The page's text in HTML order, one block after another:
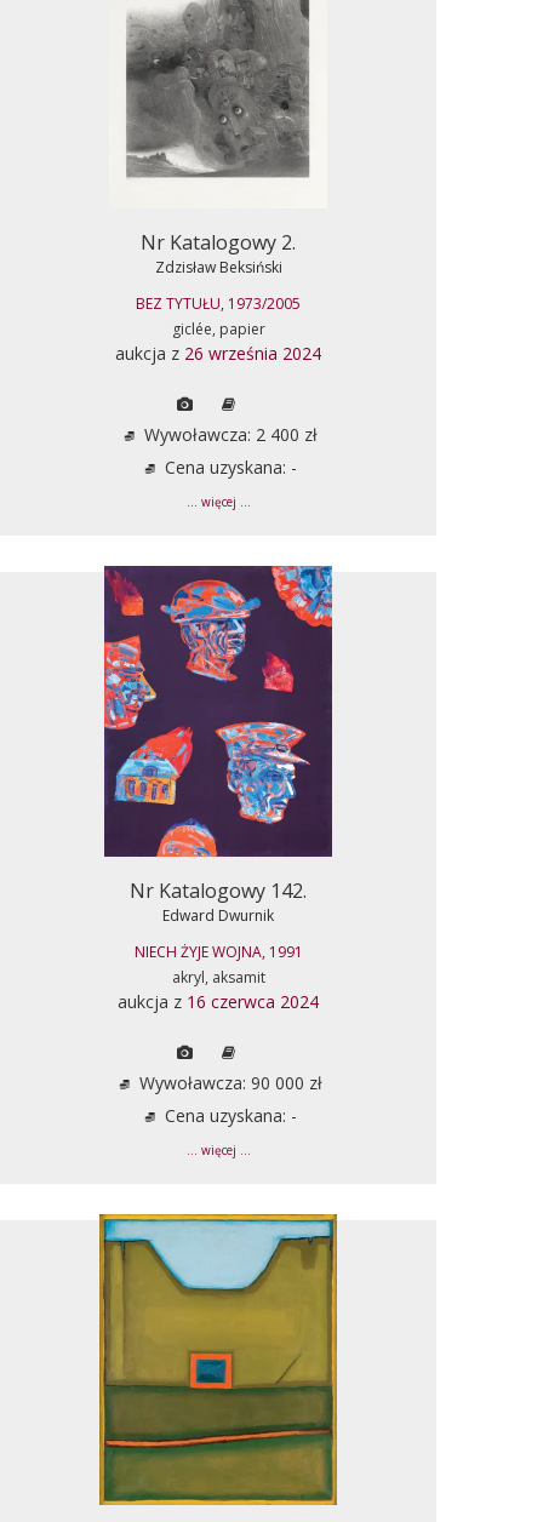
Nr Katalogowy 2.
Zdzisław Beksiński
BEZ TYTUŁU, 1973/2005
giclée, papier
aukcja z 26 września 2024
Wywoławcza: 2 400 zł
Cena uzyskana: -
... więcej ...
Nr Katalogowy 142.
Edward Dwurnik
NIECH ŻYJE WOJNA, 1991
akryl, aksamit
aukcja z 16 czerwca 2024
Wywoławcza: 90 000 zł
Cena uzyskana: -
... więcej ...